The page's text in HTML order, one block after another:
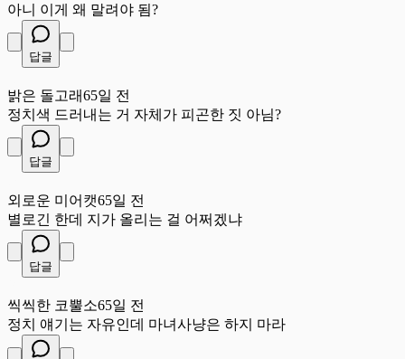
아니 이게 왜 말려야 됨?
답글
밝은 돌고래65일 전
정치색 드러내는 거 자체가 피곤한 짓 아님?
답글
외로운 미어캣65일 전
별로긴 한데 지가 올리는 걸 어쩌겠냐
답글
씩씩한 코뿔소65일 전
정치 얘기는 자유인데 마녀사냥은 하지 마라